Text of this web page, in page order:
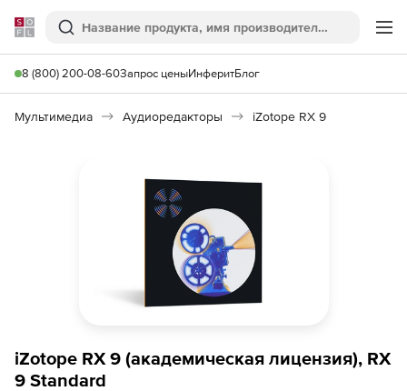
Softline
Поиск
8 (800) 200-08-60Запрос ценыИнферитБлог
Мультимедиа Аудиоредакторы iZotope RX 9
iZotope RX 9 (академическая лицензия), RX
9 Standard